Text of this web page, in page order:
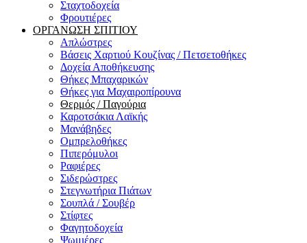
Σταχτοδοχεία
Φρουτιέρες
ΟΡΓΑΝΩΣΗ ΣΠΙΤΙΟΥ
Απλώστρες
Βάσεις Χαρτιού Κουζίνας / Πετσετοθήκες
Δοχεία Αποθήκευσης
Θήκες Μπαχαρικών
Θήκες για Μαχαιροπίρουνα
Θερμός / Παγούρια
Καροτσάκια Λαϊκής
Μανάβηδες
Ομπρελοθήκες
Πιπερόμυλοι
Ραφιέρες
Σιδερώστρες
Στεγνωτήρια Πιάτων
Σουπλά / Σουβέρ
Στίφτες
Φαγητοδοχεία
Ψωμιέρες